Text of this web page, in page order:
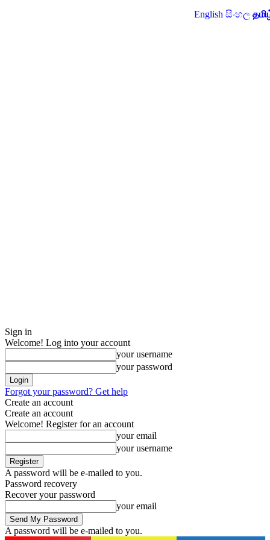
Sign in
Welcome! Log into your account
your username
your password
Forgot your password? Get help
Create an account
Create an account
Welcome! Register for an account
your email
your username
A password will be e-mailed to you.
Password recovery
Recover your password
your email
A password will be e-mailed to you.
English සිංහල